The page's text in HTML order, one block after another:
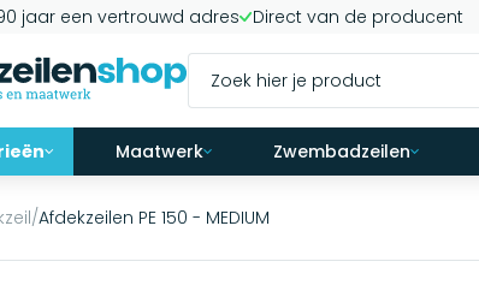
jaar een vertrouwd adres Direct van de producent
Maatwerk Zwembadzeilen
/Afdekzeilen PE 150 - MEDIUM